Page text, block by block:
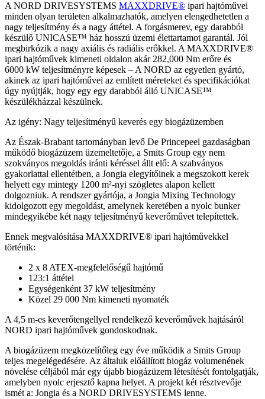
A NORD DRIVESYSTEMS MAXXDRIVE® ipari hajtóművei
minden olyan területen alkalmazhatók, amelyen elengedhetetlen a
nagy teljesítmény és a nagy áttétel. A forgásmerev, egy darabból
készülő UNICASE™ ház hosszú üzemi élettartamot garantál. Jól
megbirkózik a nagy axiális és radiális erőkkel. A MAXXDRIVE®
ipari hajtóművek kimeneti oldalon akár 282,000 Nm erőre és
6000 kW teljesítményre képesek – A NORD az egyetlen gyártó,
akinek az ipari hajtóművei az említett méreteket és specifikációkat
úgy nyújtják, hogy egy egy darabból álló UNICASE™
készülékházzal készülnek.
Az igény: Nagy teljesítményű keverés egy biogázüzemben
Az Észak-Brabant tartományban levő De Princepeel gazdaságban
működő biogázüzem üzemeltetője, a Smits Group egy nem
szokványos megoldás iránti kéréssel állt elő: A szabványos
gyakorlattal ellentétben, a Jongia elegyítőinek a megszokott kerek
helyett egy mintegy 1200 m²-nyi szögletes alapon kellett
dolgozniuk. A rendszer gyártója, a Jongia Mixing Technology
kidolgozott egy megoldást, amelynek keretében a nyolc bunker
mindegyikébe két nagy teljesítményű keverőművet telepítettek.
Ennek megvalósítása MAXXDRIVE® ipari hajtóművekkel
történik:
2 x 8 ATEX-megfelelőségű hajtómű
123:1 áttétel
Egységenként 37 kW teljesítmény
Közel 29 000 Nm kimeneti nyomaték
A 4,5 m-es keverőtengellyel rendelkező keverőművek hajtásáról
NORD ipari hajtóművek gondoskodnak.
A biogázüzem megközelítőleg egy éve működik a Smits Group
teljes megelégedésére. Az általuk előállított biogáz volumenének
növelése céljából már egy újabb biogázüzem létesítését fontolgatják,
amelyben nyolc erjesztő kapna helyet. A projekt két résztvevője
ismét a: Jongia és a NORD DRIVESYSTEMS lenne.